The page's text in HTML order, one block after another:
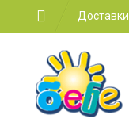
Доставки